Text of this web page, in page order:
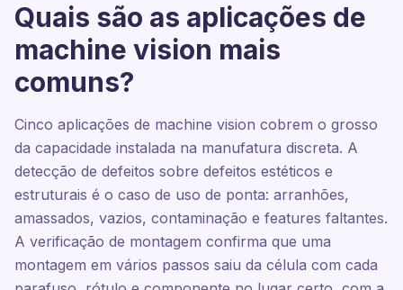
Quais são as aplicações de
machine vision mais
comuns?
Cinco aplicações de machine vision cobrem o grosso
da capacidade instalada na manufatura discreta. A
detecção de defeitos sobre defeitos estéticos e
estruturais é o caso de uso de ponta: arranhões,
amassados, vazios, contaminação e features faltantes.
A verificação de montagem confirma que uma
montagem em vários passos saiu da célula com cada